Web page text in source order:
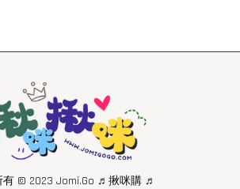
有 © 2023 Jomi.Go ♬揪咪購 ♬